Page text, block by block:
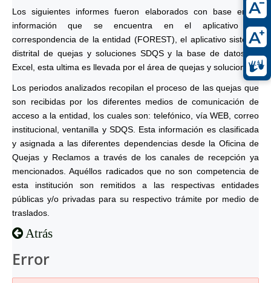
Los siguientes informes fueron elaborados con base en la
información que se encuentra en el aplicativo de
correspondencia de la entidad (FOREST), el aplicativo sistema
distrital de quejas y soluciones SDQS y la base de datos en
Excel, esta ultima es llevada por el área de quejas y soluciones.
Los periodos analizados recopilan el proceso de las quejas que
son recibidas por los diferentes medios de comunicación de
acceso a la entidad, los cuales son: telefónico, vía WEB, correo
institucional, ventanilla y SDQS. Esta información es clasificada
y asignada a las diferentes dependencias desde la Oficina de
Quejas y Reclamos a través de los canales de recepción ya
mencionados. Aquéllos radicados que no son competencia de
esta institución son remitidos a las respectivas entidades
públicas y/o privadas para su respectivo trámite por medio de
traslados.
Atrás
Error